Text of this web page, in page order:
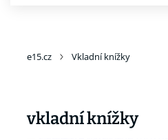
e15.cz Vkladní knížky
vkladní knížky